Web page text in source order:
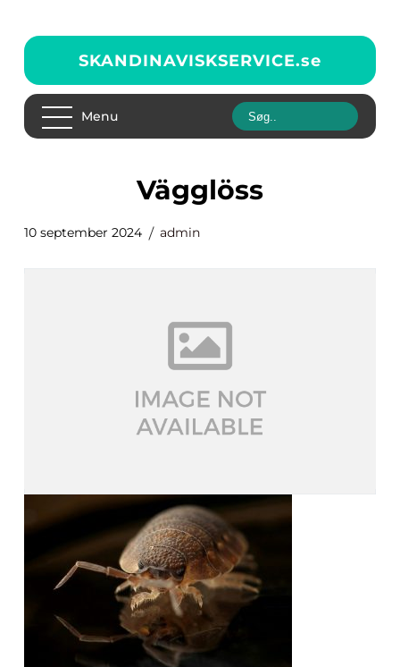
SKANDINAVISKSERVICE.se
Menu
Vägglöss
10 september 2024 admin